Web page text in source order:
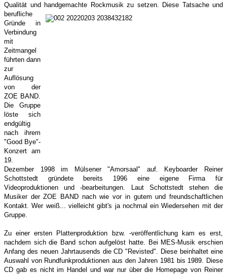
Qualität und handgemachte Rockmusik zu setzen.
Diese Tatsache und
berufliche
Gründe in
Verbindung
mit
Zeitmangel
führten dann
zur
Auflösung
von der
ZOE BAND.
Die Gruppe
löste sich
endgültig
nach ihrem
"Good Bye"-
Konzert am
19.
Dezember 1998 im Mülsener "Amorsaal" auf. Keyboarder Reiner
Schottstedt gründete bereits 1996 eine eigene Firma für
Videoproduktionen und -bearbeitungen. Laut Schottstedt stehen die
Musiker der ZOE BAND nach wie vor in gutem und freundschaftlichen
Kontakt. Wer weiß... vielleicht gibt's ja nochmal ein Wiedersehen mit der
Gruppe.
Zu einer ersten Plattenproduktion bzw. -veröffentlichung kam es erst,
nachdem sich die Band schon aufgelöst hatte. Bei MES-Musik erschien
Anfang des neuen Jahrtausends die CD "Revisted". Diese beinhaltet eine
Auswahl von Rundfunkproduktionen aus den Jahren 1981 bis 1989. Diese
CD gab es nicht im Handel und war nur über die Homepage von Reiner